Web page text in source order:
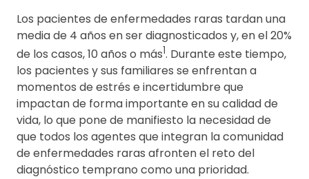
Los pacientes de enfermedades raras tardan una
media de 4 años en ser diagnosticados y, en el 20%
de los casos, 10 años o más1. Durante este tiempo,
los pacientes y sus familiares se enfrentan a
momentos de estrés e incertidumbre que
impactan de forma importante en su calidad de
vida, lo que pone de manifiesto la necesidad de
que todos los agentes que integran la comunidad
de enfermedades raras afronten el reto del
diagnóstico temprano como una prioridad.